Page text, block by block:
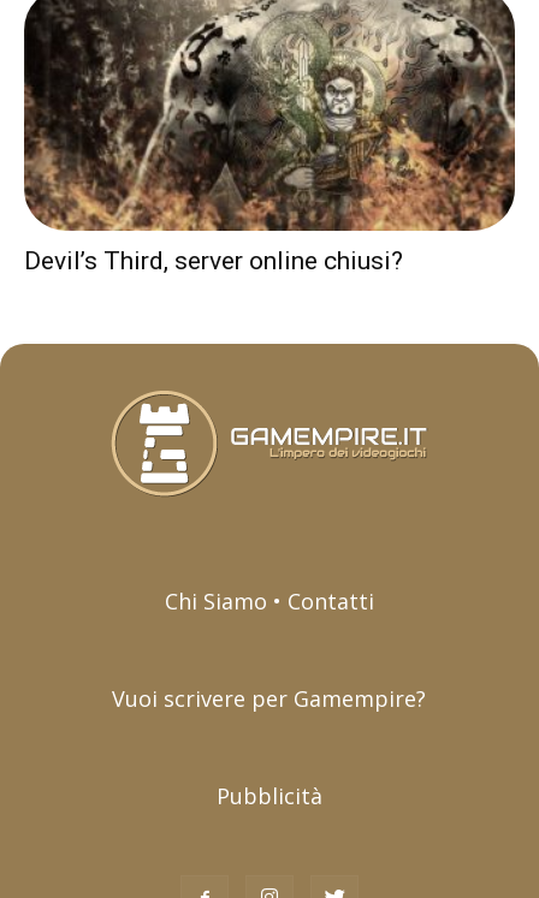
Devil’s Third, server online chiusi?
Chi Siamo • Contatti
Vuoi scrivere per Gamempire?
Pubblicità